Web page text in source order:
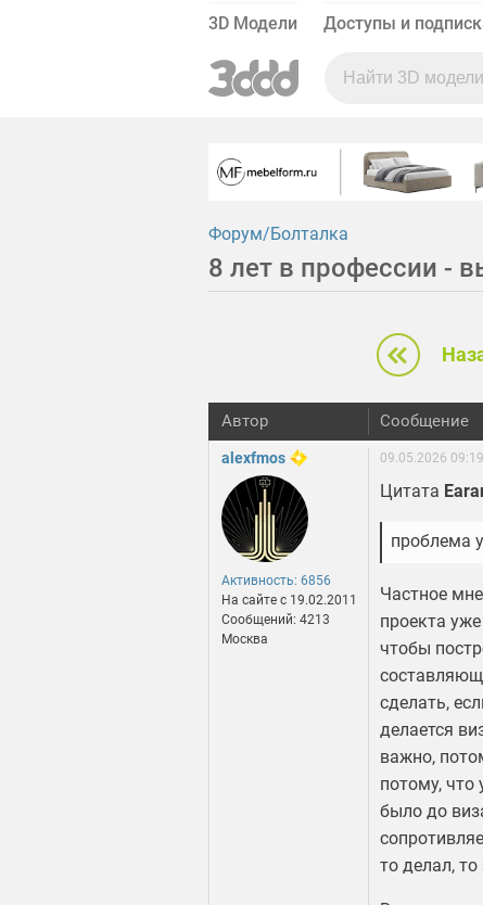
3D Модели Доступы и
Форум Болталка
8 лет в профессии -
Автор Сообщение
alexfmos
Активность: 6856
На сайте c 19.02.2011
Сообщений: 4213
Москва
09.05.2026 09:19
Цитата
проблема
Частное
проекта
чтобы
сделать,
делается
важно,
потому, что
было до
то делал,